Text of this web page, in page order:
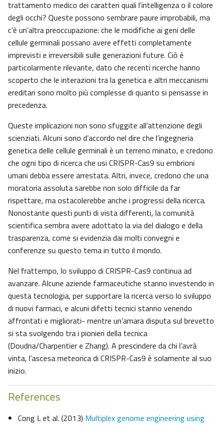
trattamento medico dei caratteri quali l’intelligenza o il colore
degli occhi? Queste possono sembrare paure improbabili, ma
c’è un’altra preoccupazione: che le modifiche ai geni delle
cellule germinali possano avere effetti completamente
imprevisti e irreversibili sulle generazioni future. Ciò è
particolarmente rilevante, dato che recenti ricerche hanno
scoperto che le interazioni tra la genetica e altri meccanismi
ereditari sono molto più complesse di quanto si pensasse in
precedenza.
Queste implicazioni non sono sfuggite all’attenzione degli
scienziati. Alcuni sono d’accordo nel dire che l’ingegneria
genetica delle cellule germinali è un terreno minato, e credono
che ogni tipo di ricerca che usi CRISPR-Cas9 su embrioni
umani debba essere arrestata. Altri, invece, credono che una
moratoria assoluta sarebbe non solo difficile da far
rispettare, ma ostacolerebbe anche i progressi della ricerca.
Nonostante questi punti di vista differenti, la comunità
scientifica sembra avere adottato la via del dialogo e della
trasparenza, come si evidenzia dai molti convegni e
conferenze su questo tema in tutto il mondo.
Nel frattempo, lo sviluppo di CRISPR-Cas9 continua ad
avanzare. Alcune aziende farmaceutiche stanno investendo in
questa tecnologia, per supportare la ricerca verso lo sviluppo
di nuovi farmaci, e alcuni difetti tecnici stanno venendo
affrontati e migliorati- mentre un’amara disputa sul brevetto
si sta svolgendo tra i pionieri della tecnica
(Doudna/Charpentier e Zhang). A prescindere da chi l’avrà
vinta, l’ascesa meteorica di CRISPR-Cas9 è solamente al suo
inizio.
References
Cong L et al. (2013) Multiplex genome engineering using